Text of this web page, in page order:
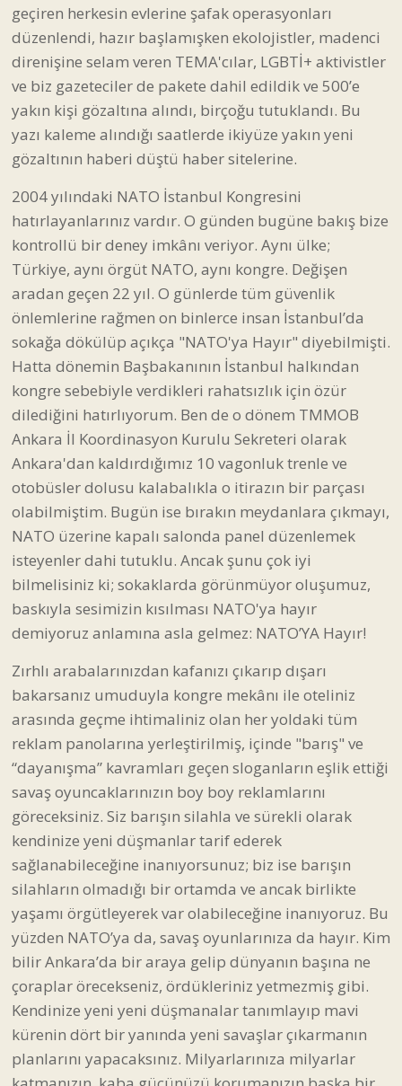
geçiren herkesin evlerine şafak operasyonları
düzenlendi, hazır başlamışken ekolojistler, madenci
direnişine selam veren TEMA'cılar, LGBTİ+ aktivistler
ve biz gazeteciler de pakete dahil edildik ve 500’e
yakın kişi gözaltına alındı, birçoğu tutuklandı. Bu
yazı kaleme alındığı saatlerde ikiyüze yakın yeni
gözaltının haberi düştü haber sitelerine.
2004 yılındaki NATO İstanbul Kongresini
hatırlayanlarınız vardır. O günden bugüne bakış bize
kontrollü bir deney imkânı veriyor. Aynı ülke;
Türkiye, aynı örgüt NATO, aynı kongre. Değişen
aradan geçen 22 yıl. O günlerde tüm güvenlik
önlemlerine rağmen on binlerce insan İstanbul’da
sokağa dökülüp açıkça "NATO'ya Hayır" diyebilmişti.
Hatta dönemin Başbakanının İstanbul halkından
kongre sebebiyle verdikleri rahatsızlık için özür
dilediğini hatırlıyorum. Ben de o dönem TMMOB
Ankara İl Koordinasyon Kurulu Sekreteri olarak
Ankara'dan kaldırdığımız 10 vagonluk trenle ve
otobüsler dolusu kalabalıkla o itirazın bir parçası
olabilmiştim. Bugün ise bırakın meydanlara çıkmayı,
NATO üzerine kapalı salonda panel düzenlemek
isteyenler dahi tutuklu. Ancak şunu çok iyi
bilmelisiniz ki; sokaklarda görünmüyor oluşumuz,
baskıyla sesimizin kısılması NATO'ya hayır
demiyoruz anlamına asla gelmez: NATO’YA Hayır!
Zırhlı arabalarınızdan kafanızı çıkarıp dışarı
bakarsanız umuduyla kongre mekânı ile oteliniz
arasında geçme ihtimaliniz olan her yoldaki tüm
reklam panolarına yerleştirilmiş, içinde "barış" ve
“dayanışma” kavramları geçen sloganların eşlik ettiği
savaş oyuncaklarınızın boy boy reklamlarını
göreceksiniz. Siz barışın silahla ve sürekli olarak
kendinize yeni düşmanlar tarif ederek
sağlanabileceğine inanıyorsunuz; biz ise barışın
silahların olmadığı bir ortamda ve ancak birlikte
yaşamı örgütleyerek var olabileceğine inanıyoruz. Bu
yüzden NATO’ya da, savaş oyunlarınıza da hayır. Kim
bilir Ankara’da bir araya gelip dünyanın başına ne
çoraplar örecekseniz, ördükleriniz yetmezmiş gibi.
Kendinize yeni yeni düşmanalar tanımlayıp mavi
kürenin dört bir yanında yeni savaşlar çıkarmanın
planlarını yapacaksınız. Milyarlarınıza milyarlar